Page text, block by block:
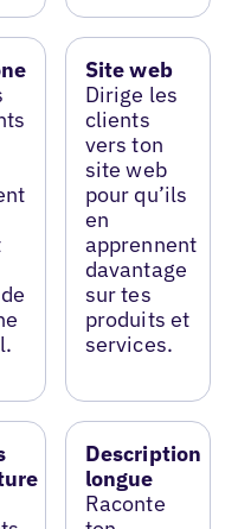
Site web
Dirige les
clients
vers ton
site web
pour qu’ils
en
apprennent
davantage
sur tes
produits et
services.
Description
longue
Raconte